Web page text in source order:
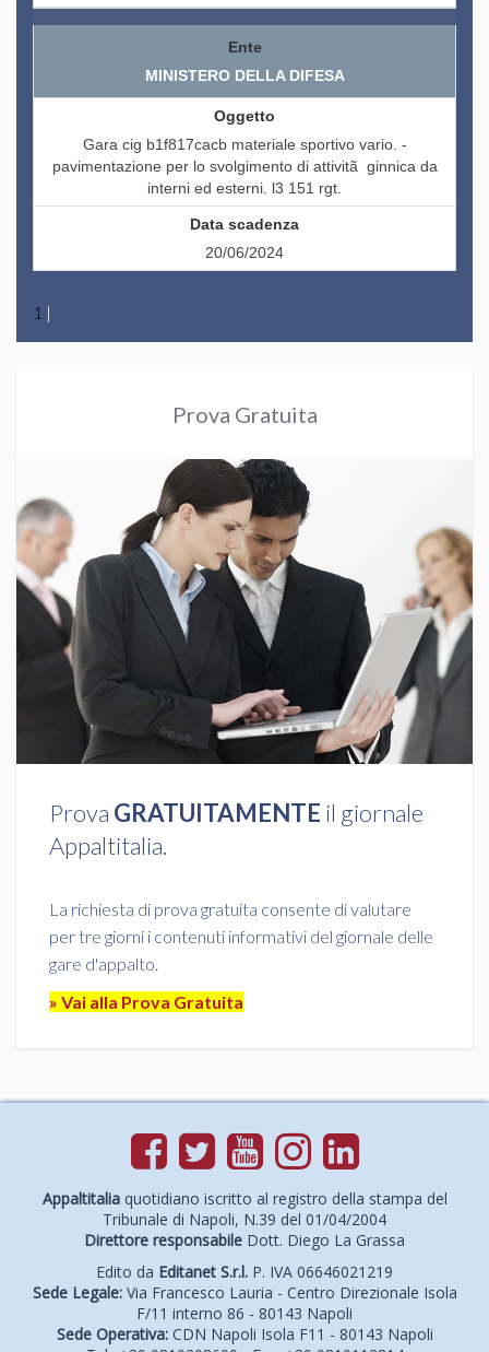
MINISTERO DELLA DIFESA
Gara cig b1f817cacb materiale sportivo vario. -
pavimentazione per lo svolgimento di attivitã ginnica da
interni ed esterni. l3 151 rgt.
20/06/2024
1 |
Prova Gratuita
Prova GRATUITAMENTE il giornale
Appaltitalia.
La richiesta di prova gratuita consente di valutare
per tre giorni i contenuti informativi del giornale delle
gare d'appalto.
» Vai alla Prova Gratuita
Appaltitaliaquotidiano iscritto al registro della stampa del
Tribunale di Napoli, N.39 del 01/04/2004
Direttore responsabile Dott. Diego La Grassa
Edito da Editanet S.r.l. P. IVA 06646021219
Sede Legale:Via Francesco Lauria - Centro Direzionale Isola
F/11 interno 86 - 80143 Napoli
Sede Operativa:CDN Napoli Isola F11 - 80143 Napoli